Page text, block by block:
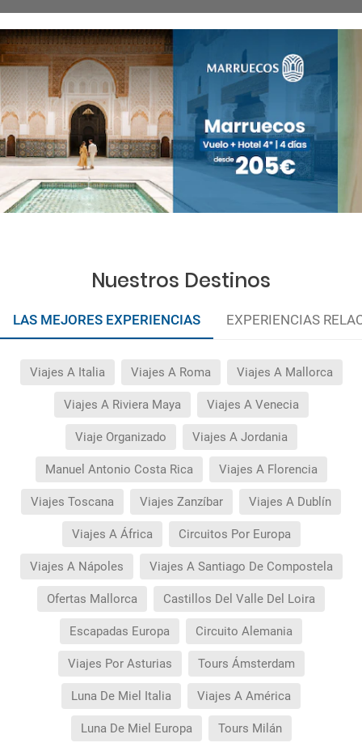
Nuestros Destinos
LAS MEJORES EXPERIENCIAS EXPERIENCIAS
Viajes A Italia Viajes A Roma Viajes A Mallorca
Viajes A Riviera Maya Viajes A Venecia
Viaje Organizado Viajes A Jordania
Manuel Antonio Costa Rica Viajes A Florencia
Viajes Toscana Viajes Zanzíbar Viajes A Dublín
Viajes A África Circuitos Por Europa
Viajes A Nápoles Viajes A Santiago De Compostela
Ofertas Mallorca Castillos Del Valle Del Loira
Escapadas Europa Circuito Alemania
Viajes Por Asturias Tours Ámsterdam
Luna De Miel Italia Viajes A América
Luna De Miel Europa Tours Milán